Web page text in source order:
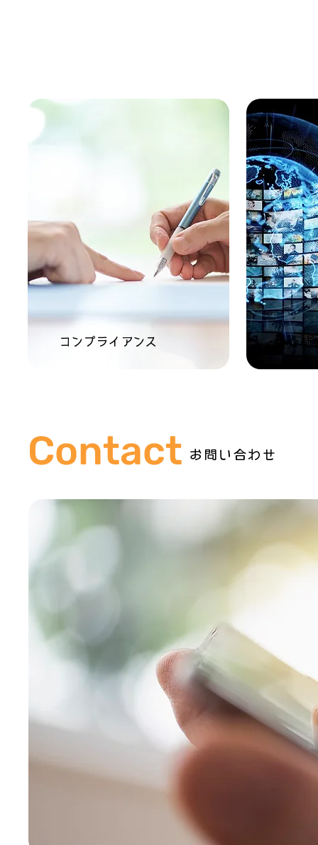
コンプライアンス 紹介動
Contact お問い合わせ